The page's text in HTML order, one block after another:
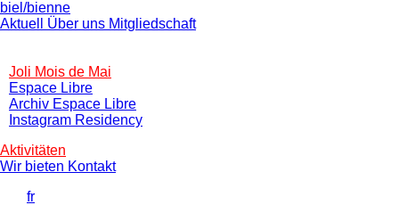
biel/bienne
Aktuell Über uns Mitgliedschaft
Joli Mois de Mai
Espace Libre
Archiv Espace Libre
Instagram Residency
Aktivitäten
Wir bieten Kontakt
fr